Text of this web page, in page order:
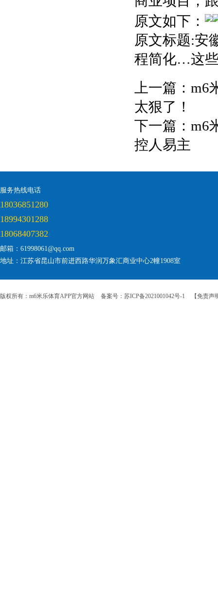
原文如下：
原文标题:安
程简化…这
上一篇： m6
太狠了！
下一篇： m6
控人易主
服务热线电话
18036851280
18994301288
18068407382
邮箱：61998061@qq.com
地址：江苏省昆山市前进西路华润万象汇商业中心2幢1908室
版权所有：m6米乐体育APP官方网站 备案号：苏ICP备2021001042号-1 【免责声